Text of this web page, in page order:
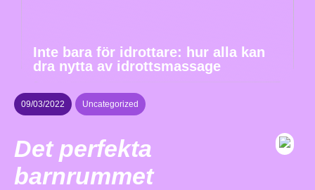
Inte bara för idrottare: hur alla kan
dra nytta av idrottsmassage
09/03/2022 Uncategorized
Det perfekta
barnrummet